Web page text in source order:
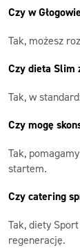
Czy w
Tak, możesz
Czy dieta Slim
Tak, w
Czy mogę
Tak,
startem.
Czy catering
Tak, diety
regenerację.